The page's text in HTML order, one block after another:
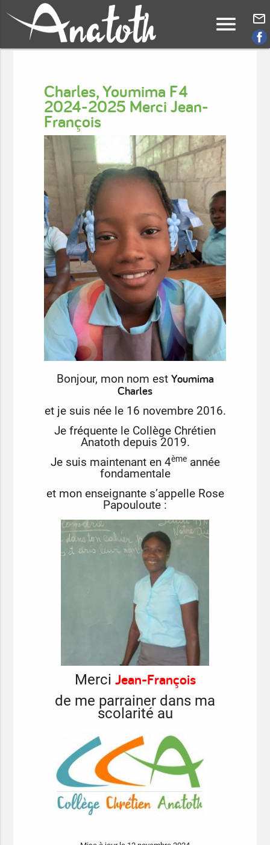
menu mail_outline
Charles, Youmima F4
2024-2025 Merci Jean-
François
Bonjour, mon nom est Youmima
Charles
et je suis née le 16 novembre 2016.
Je fréquente le Collège Chrétien
Anatoth depuis 2019.
Je suis maintenant en 4èmeannée
fondamentale
et mon enseignante s’appelle Rose
Papouloute :
Merci Jean-François
de me parrainer dans ma
scolarité au